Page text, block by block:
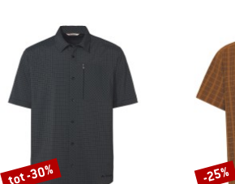
Korting
tot -30% Korting
-25%